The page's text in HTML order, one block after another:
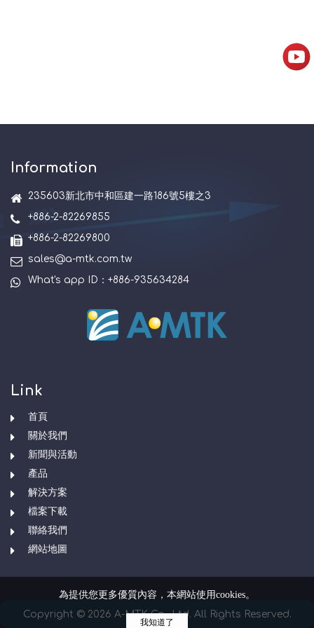
為提供您更多優質內容，本網站使用cookies。
我知道了
Information
235603新北市中和區建一路186號5樓之3
+886-2-82269855
+886-2-82269800
sales@a-mtk.com.tw
What's app ID：+886-935634284
Link
首頁
關於我們
新聞與活動
產品
解決方案
檔案下載
聯絡我們
網站地圖
Copyright © 2026 A-MTK Co., Ltd. All Rights Reserved.